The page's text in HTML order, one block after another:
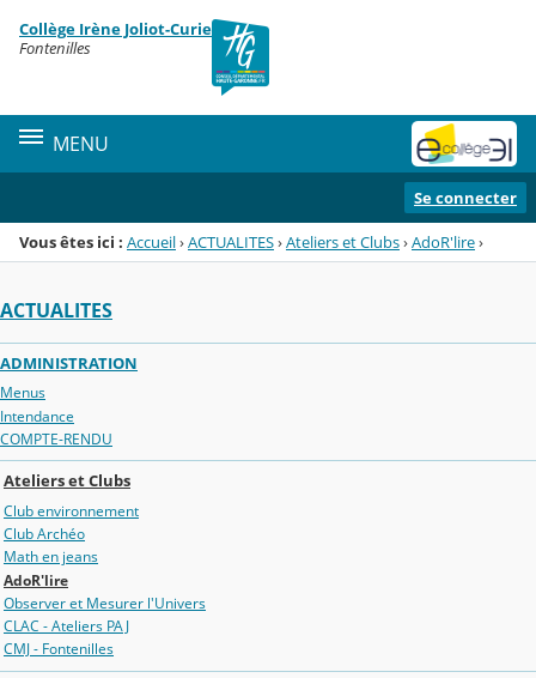
Menu de la rubrique
Contenu
Collège Irène Joliot-Curie
Fontenilles
MENU
Se connecter
Vous êtes ici : Accueil›ACTUALITES›Ateliers et Clubs›AdoR'lire›
ACTUALITES
ADMINISTRATION
Menus
Intendance
COMPTE-RENDU
Ateliers et Clubs
Club environnement
Club Archéo
Math en jeans
AdoR'lire
Observer et Mesurer l'Univers
CLAC - Ateliers PAJ
CMJ - Fontenilles